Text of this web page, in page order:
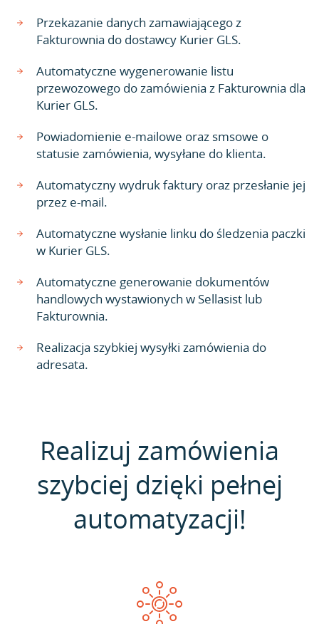
Przekazanie danych zamawiającego z
Fakturownia do dostawcy Kurier GLS.
Automatyczne wygenerowanie listu
przewozowego do zamówienia z Fakturownia dla
Kurier GLS.
Powiadomienie e-mailowe oraz smsowe o
statusie zamówienia, wysyłane do klienta.
Automatyczny wydruk faktury oraz przesłanie jej
przez e-mail.
Automatyczne wysłanie linku do śledzenia paczki
w Kurier GLS.
Automatyczne generowanie dokumentów
handlowych wystawionych w Sellasist lub
Fakturownia.
Realizacja szybkiej wysyłki zamówienia do
adresata.
Realizuj zamówienia
szybciej dzięki pełnej
automatyzacji!